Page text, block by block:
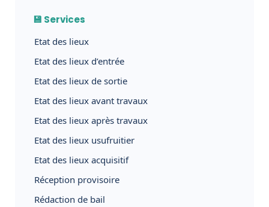
💾 Services
Etat des lieux
Etat des lieux d’entrée
Etat des lieux de sortie
Etat des lieux avant travaux
Etat des lieux après travaux
Etat des lieux usufruitier
Etat des lieux acquisitif
Réception provisoire
Rédaction de bail